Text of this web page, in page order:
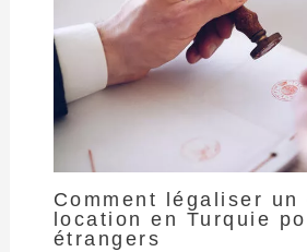
Comment légaliser un
location en Turquie
étrangers